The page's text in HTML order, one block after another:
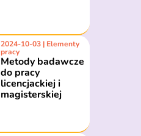
2024-10-03 | Elementy
pracy
Metody badawcze
do pracy
licencjackiej i
magisterskiej